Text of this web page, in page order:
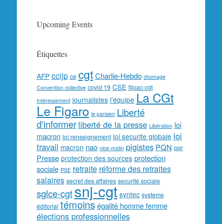
Upcoming Events
Étiquettes
AFP ccijp ce cgt Charlie-Hebdo chomage
Convention collective covid 19 CSE filpac-cgt
Intéressement journalistes l'équipe La CGt
Le Figaro le parisien Liberté
d'informer liberté de la presse Libération loi
macron loi renseignement loi securite globale loi
travail macron nao nice-matin pigistes PQN pqr
Presse protection des sources protection
sociale PSE retraite réforme des retraites
salaires secret des affaires securité sociale
sglce-cgtsnj-cgt syntec systeme
éditorial témoins égalité homme femme
élections professionnelles